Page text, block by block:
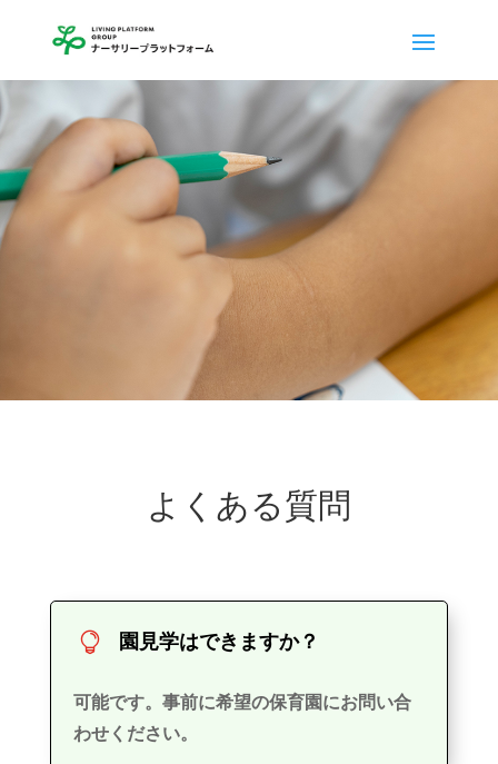
よくある質問
 園見学はできますか？
可能です。事前に希望の保育園にお問い合
わせください。